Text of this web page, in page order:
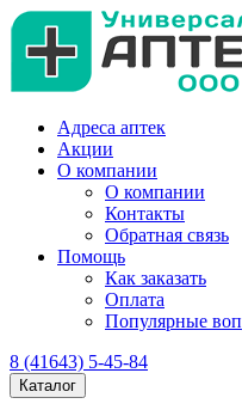
Адреса аптек
Акции
О компании
О компании
Контакты
Обратная связь
Помощь
Как заказать
Оплата
Популярные
8 (41643) 5-45-84
Каталог